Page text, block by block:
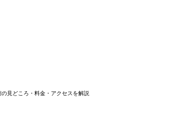
見どころ・料金・アクセスを解説